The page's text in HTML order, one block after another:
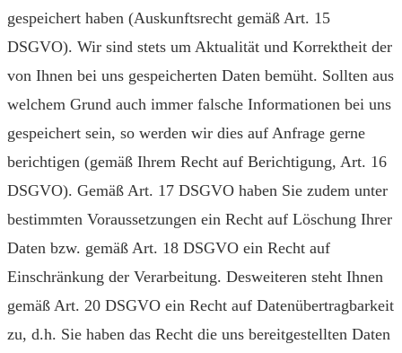
gespeichert haben (Auskunftsrecht gemäß Art. 15
DSGVO). Wir sind stets um Aktualität und Korrektheit der
von Ihnen bei uns gespeicherten Daten bemüht. Sollten aus
welchem Grund auch immer falsche Infor­mationen bei uns
gespeichert sein, so werden wir dies auf Anfrage gerne
berichtigen (gemäß Ihrem Recht auf Berichtigung, Art. 16
DSGVO). Gemäß Art. 17 DSGVO haben Sie zudem unter
bestimmten Vor­aus­setzungen ein Recht auf Löschung Ihrer
Daten bzw. gemäß Art. 18 DSGVO ein Recht auf
Einschränkung der Verarbeitung. Desweiteren steht Ihnen
gemäß Art. 20 DSGVO ein Recht auf Datenübertragbarkeit
zu, d.h. Sie haben das Recht die uns bereit­gestellten Daten